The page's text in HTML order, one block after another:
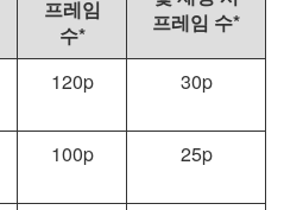
프레임
수*
프레임 수*
120p 30p
100p 25p